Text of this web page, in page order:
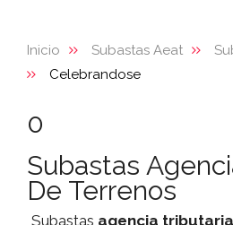
Inicio Subastas Aeat
Celebrandose
0
Subastas
De Terrenos
Subastas agencia tributaria